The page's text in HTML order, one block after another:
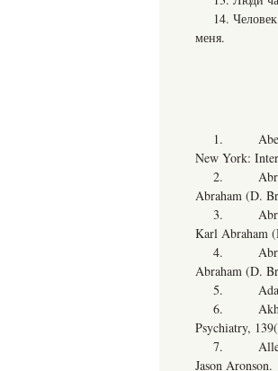
14.
меня.
1. Abend,
New York:
2.
Abraham (D.
3.
Karl Abraham
4.
Abraham (D.
5. Adams,
6. Akhtar,
Psychiatry,
7. Allen,
Jason Aronson.